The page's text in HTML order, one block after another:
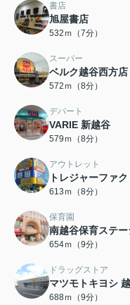
書店
旭屋書店
532ｍ（7分）
スーパー
ベルク越谷西方店
572ｍ（8分）
デパート
VARIE 新越谷
579ｍ（8分）
アウトレット
トレジャーファ
613ｍ（8分）
保育園
南越谷保育ステ
654ｍ（9分）
ドラッグストア
マツモトキヨシ
688ｍ（9分）